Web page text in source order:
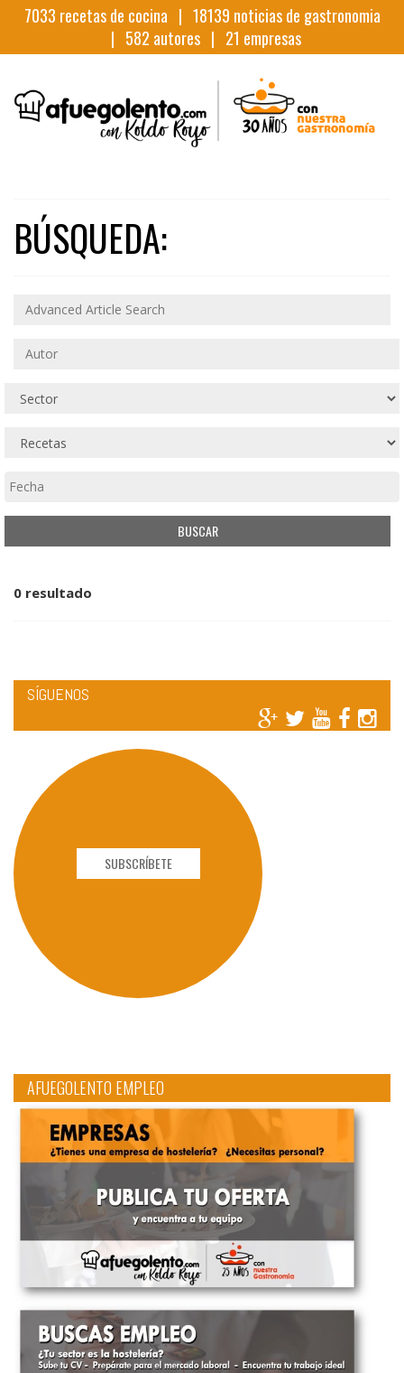
7033 recetas de cocina | 18139 noticias de gastronomia
| 582 autores | 21 empresas
BÚSQUEDA:
0 resultado
SÍGUENOS
SUBSCRÍBETE
AFUEGOLENTO EMPLEO